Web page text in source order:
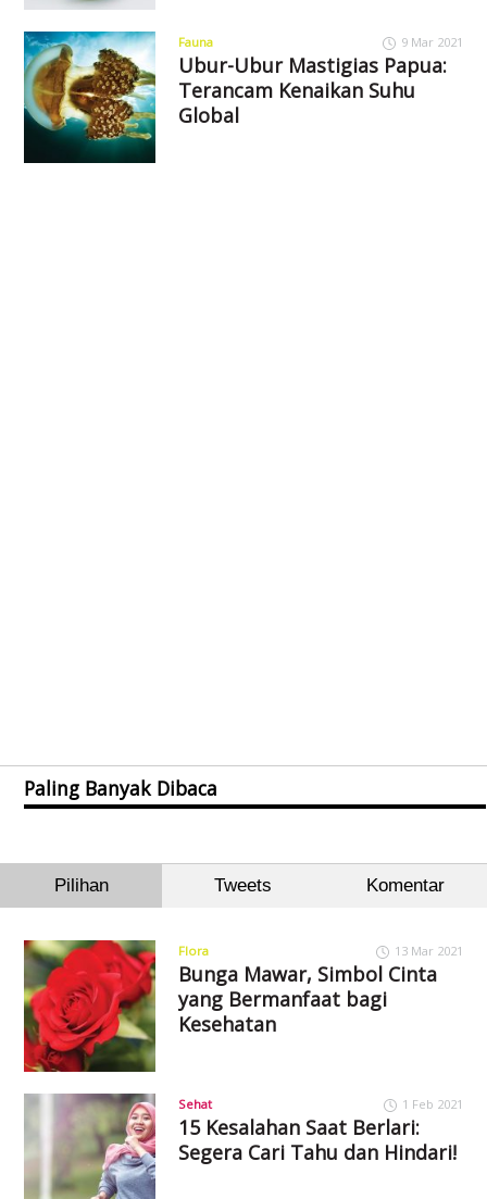
Fauna 9 Mar 2021
Ubur-Ubur Mastigias Papua:
Terancam Kenaikan Suhu
Global
Paling Banyak Dibaca
Pilihan Tweets Komentar
Flora 13 Mar 2021
Bunga Mawar, Simbol Cinta
yang Bermanfaat bagi
Kesehatan
Sehat 1 Feb 2021
15 Kesalahan Saat Berlari:
Segera Cari Tahu dan Hindari!